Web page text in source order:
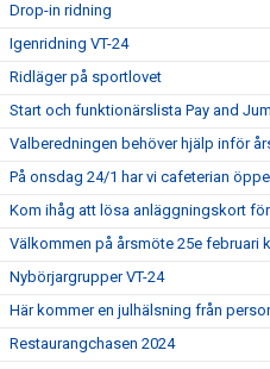
Drop-in ridning
Igenridning VT-24
Ridläger på sportlovet
Start och funktionärslista Pay and
Valberedningen behöver hjälp inför
På onsdag 24/1 har vi cafeterian
Kom ihåg att lösa anläggningskort
Välkommen på årsmöte 25e februari
Nybörjargrupper VT-24
Här kommer en julhälsning från
Restaurangchasen 2024